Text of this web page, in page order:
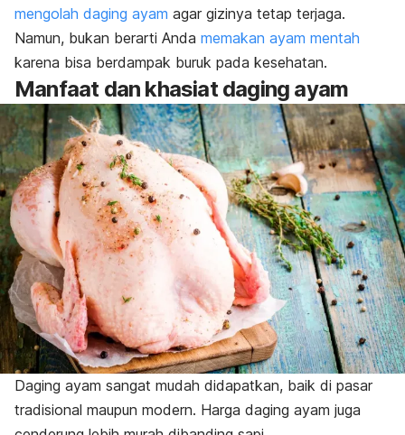
mengolah daging ayam agar gizinya tetap terjaga.
Namun, bukan berarti Anda memakan ayam mentah
karena bisa berdampak buruk pada kesehatan.
Manfaat dan khasiat daging ayam
Daging ayam sangat mudah didapatkan, baik di pasar
tradisional maupun modern. Harga daging ayam juga